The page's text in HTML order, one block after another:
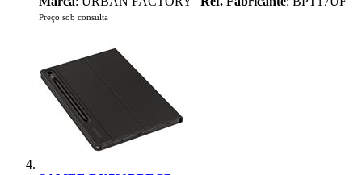
Preço sob consulta